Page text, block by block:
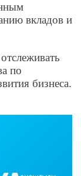
вкладов и
по
бизнеса.